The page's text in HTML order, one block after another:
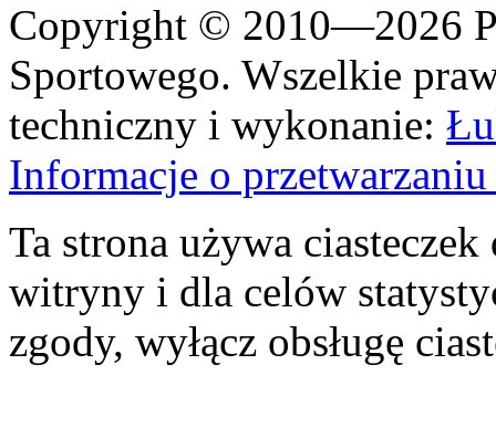
Copyright © 2010—2026
Sportowego. Wszelkie
techniczny i wykonanie:
Informacje o
Ta strona używa
witryny i dla celów
zgody, wyłącz obsługę